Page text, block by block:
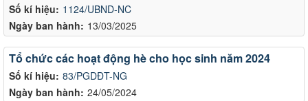
Số kí hiệu: 1124/UBND-NC
Ngày ban hành: 13/03/2025
Số kí hiệu: 83/PGDĐT-NG
Ngày ban hành: 24/05/2024
Tổ chức các hoạt động hè cho học sinh năm 2024